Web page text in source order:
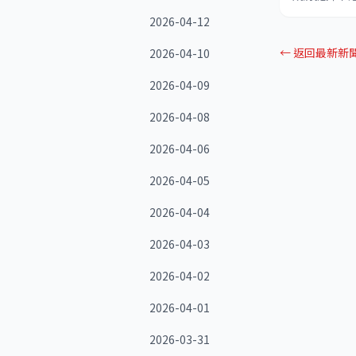
2026-04-12
2026-04-10
2026-04-09
2026-04-08
2026-04-06
2026-04-05
2026-04-04
2026-04-03
2026-04-02
2026-04-01
2026-03-31
← 返回最新新